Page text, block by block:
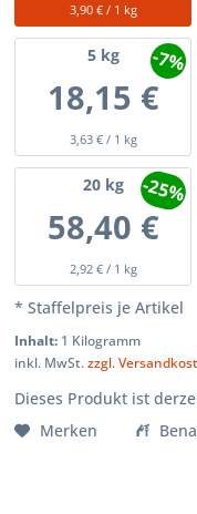
3,90 € / 1 kg
5kg
18,15 €
3,63 € / 1 kg
-7%
20kg
58,40 €
2,92 € / 1 kg
-25%
* Staffelpreis je Artikel
Inhalt: 1 Kilogramm
inkl. MwSt.zzgl.
Dieses Produkt ist
Merken